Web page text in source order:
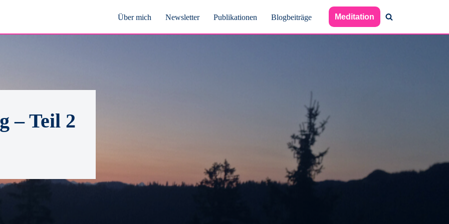
Über mich Newsletter Publikationen Blogbeiträge Meditation
– Teil 2